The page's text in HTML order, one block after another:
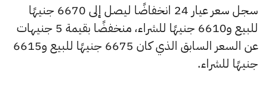
سجل سعر عيار 24 انخفاضًا ليصل إلى 6670 جنيهًا
للبيع و6610 جنيهًا للشراء، منخفضًا بقيمة 5 جنيهات
عن السعر السابق الذي كان 6675 جنيهًا للبيع و6615
جنيهًا للشراء.